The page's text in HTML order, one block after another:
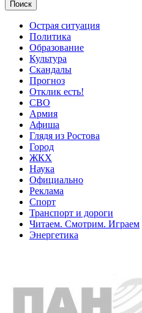
Острая ситуация
Политика
Образование
Культура
Скандалы
Прогноз
Отклик есть!
СВО
Армия
Афиша
Глядя из Ростова
Город
ЖКХ
Наука
Официально
Реклама
Спорт
Транспорт и дороги
Читаем. Смотрим. Играем
Энергетика